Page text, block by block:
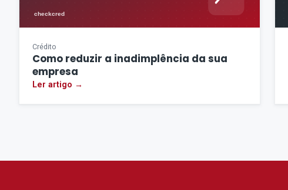
Crédito
Como reduzir a inadimplência da sua
empresa
Ler artigo →